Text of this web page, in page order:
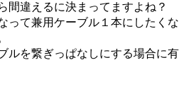
間違えるに決まってますよね？
って兼用ケーブル１本にしたくな
ルを繋ぎっぱなしにする場合に有